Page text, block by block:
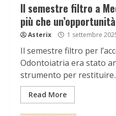
Il semestre filtro a
più che un’opportunità
Asterix 1 settembre
Il semestre filtro per
Odontoiatria era stato
strumento per
Read More